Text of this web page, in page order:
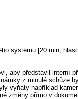
systému [20 min,
aby představil interní
z minulé schůze
vyňaty například
změny přímo v